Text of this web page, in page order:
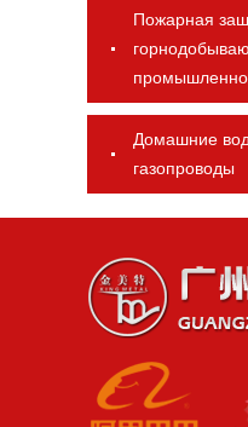
Пожарная
Домашние
газопроводы